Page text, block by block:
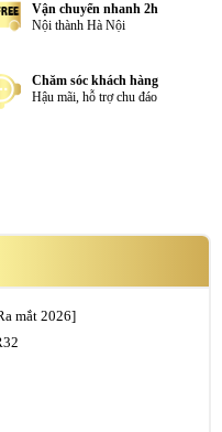
Vận chuyển nhanh 2h
Nội thành Hà Nội
Chăm sóc khách hàng
Hậu mãi, hỗ trợ chu đáo
mắt 2026]